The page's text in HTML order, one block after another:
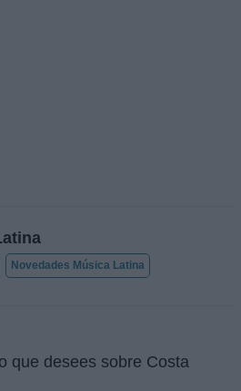
Novedades Música Latina
que desees sobre Costa